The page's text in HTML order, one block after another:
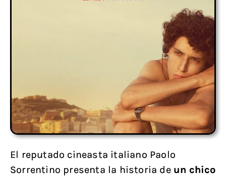
El reputado cineasta italiano Paolo
Sorrentino presenta la historia de un chico